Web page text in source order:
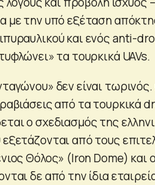
με την υπό εξέταση
και ενός anti-
τα τουρκικά UAVs.
δεν είναι
από τα τουρκικά
ο σχεδιασμός της
από τους
Θόλος» (Iron Dome)
δε από την ίδια